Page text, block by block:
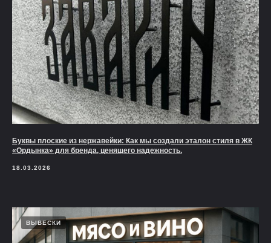
Буквы плоские из нержавейки: Как мы создали эталон стиля в ЖК
«Ордынка» для бренда, ценящего надежность.
18.03.2026
ВЫВЕСКИ